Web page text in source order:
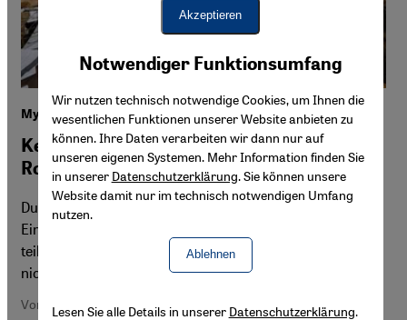
Myanmar
Keine Perspektive für vertriebene
Rohingya
Durch den Bürgerkrieg in Myanmar hat sich die
Einstellung gegenüber den verachteten Rohingya
teilweise verändert. An deren Elend ändert das aber
nichts.
Von Rodion Ebbighausen
Notwendiger Funktionsumfang
Wir nutzen technisch notwendige Cookies, um Ihnen die
wesentlichen Funktionen unserer Website anbieten zu
können. Ihre Daten verarbeiten wir dann nur auf
unseren eigenen Systemen. Mehr Information finden Sie
in unserer Datenschutzerklärung. Sie können unsere
Website damit nur im technisch notwendigen Umfang
nutzen.
Ablehnen
Google Maps Embed
Akzeptieren
Lesen Sie alle Details in unserer Datenschutzerklärung.